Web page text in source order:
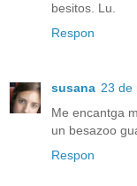
besitos. Lu.
Respon
susana 23 de
Me encantga
un besazoo
Respon